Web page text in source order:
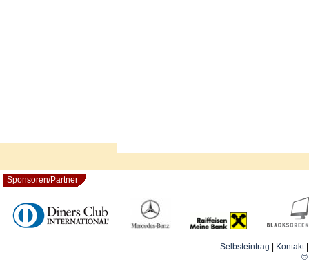
Sponsoren/Partner
Selbsteintrag Kontakt
©